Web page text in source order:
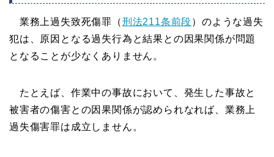
業務上過失致死傷罪（刑法211条前段）のような過失
犯は、原因となる過失行為と結果との因果関係が問題
となることが少なくありません。
たとえば、作業中の事故において、発生した事故と
被害者の傷害との因果関係が認められなれば、業務上
過失傷害罪は成立しません。